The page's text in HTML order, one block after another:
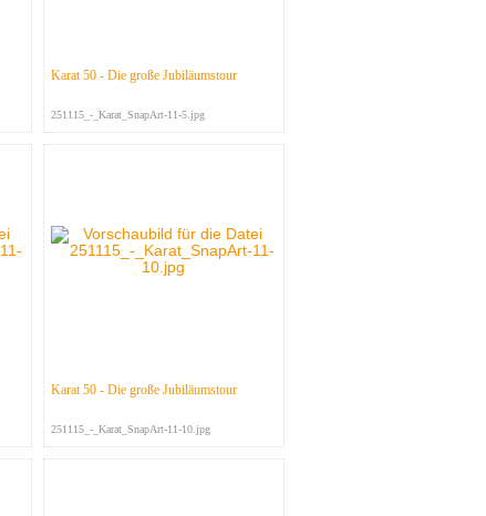
Karat 50 - Die große Jubiläumstour
251115_-_Karat_SnapArt-11-5.jpg
Karat 50 - Die große Jubiläumstour
251115_-_Karat_SnapArt-11-10.jpg